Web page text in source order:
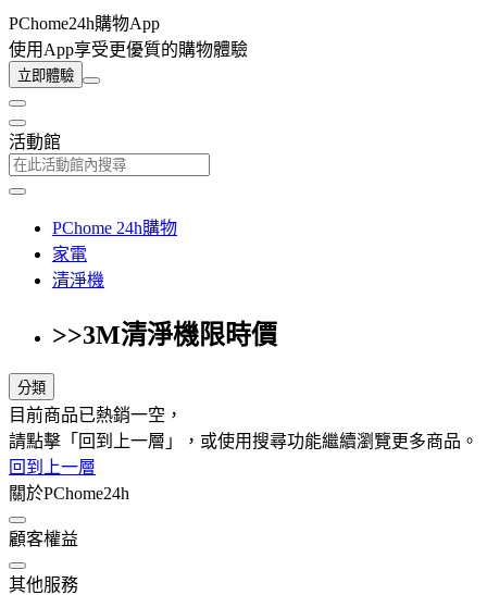
PChome24h購物App
使用App享受更優質的購物體驗
立即體驗
活動館
PChome 24h購物
家電
清淨機
>>3M清淨機限時價
分類
目前商品已熱銷一空，
請點擊「回到上一層」，或使用搜尋功能繼續瀏覽更多商品。
回到上一層
關於PChome24h
顧客權益
其他服務